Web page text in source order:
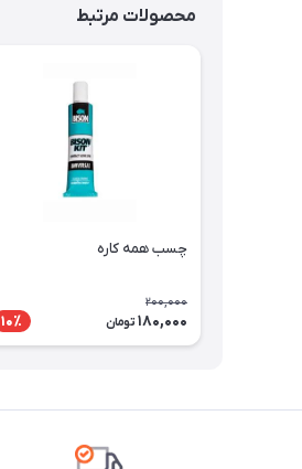
محصولات مرتبط
چسب همه کاره
200,000
180,000 تومان 10٪